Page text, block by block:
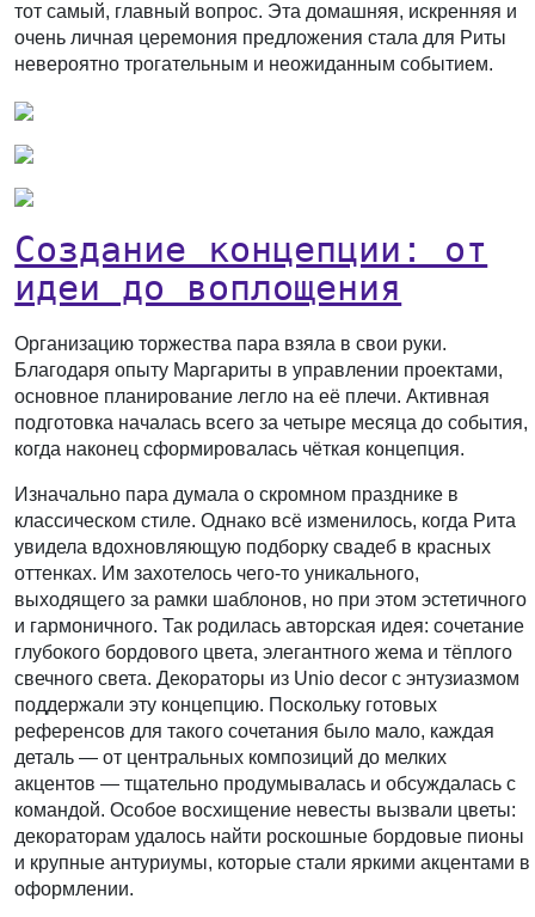
тот самый, главный вопрос. Эта домашняя, искренняя и
очень личная церемония предложения стала для Риты
невероятно трогательным и неожиданным событием.
Создание концепции: от
идеи до воплощения
Организацию торжества пара взяла в свои руки.
Благодаря опыту Маргариты в управлении проектами,
основное планирование легло на её плечи. Активная
подготовка началась всего за четыре месяца до события,
когда наконец сформировалась чёткая концепция.
Изначально пара думала о скромном празднике в
классическом стиле. Однако всё изменилось, когда Рита
увидела вдохновляющую подборку свадеб в красных
оттенках. Им захотелось чего-то уникального,
выходящего за рамки шаблонов, но при этом эстетичного
и гармоничного. Так родилась авторская идея: сочетание
глубокого бордового цвета, элегантного жема и тёплого
свечного света. Декораторы из Unio decor с энтузиазмом
поддержали эту концепцию. Поскольку готовых
референсов для такого сочетания было мало, каждая
деталь — от центральных композиций до мелких
акцентов — тщательно продумывалась и обсуждалась с
командой. Особое восхищение невесты вызвали цветы:
декораторам удалось найти роскошные бордовые пионы
и крупные антуриумы, которые стали яркими акцентами в
оформлении.